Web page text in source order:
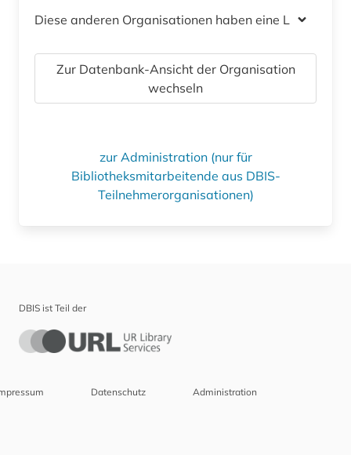
Diese anderen Organisationen haben eine Lizenz
Zur Datenbank-Ansicht der Organisation
wechseln
zur Administration (nur für
Bibliotheksmitarbeitende aus DBIS-
Teilnehmerorganisationen)
DBIS ist Teil der
Datenschutz Administration